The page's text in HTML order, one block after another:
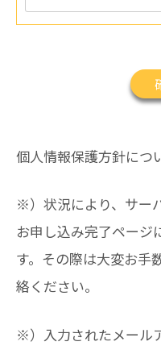
個人情報保護方針につ
※）状況により、サー
お申し込み完了ページ
す。その際は大変お手
絡ください。
※）入力されたメール